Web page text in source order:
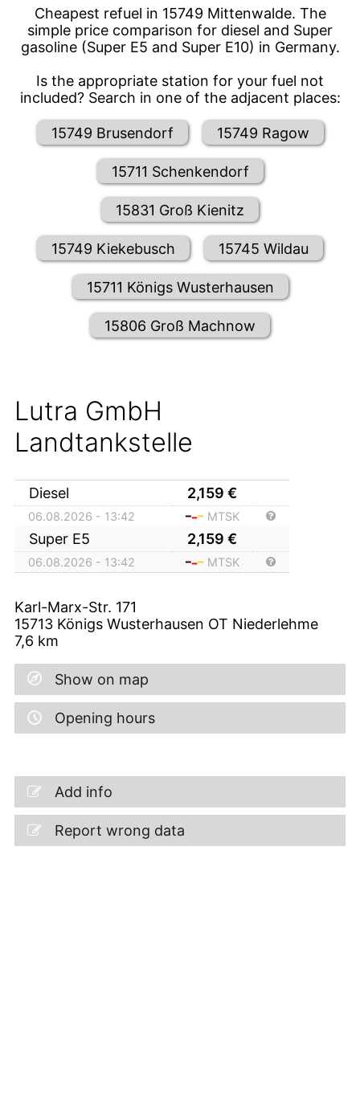
Cheapest refuel in 15749 Mittenwalde. The
simple price comparison for diesel and Super
gasoline (Super E5 and Super E10) in Germany.
Is the appropriate station for your fuel not
included? Search in one of the adjacent places:
15749 Brusendorf 15749 Ragow
15711 Schenkendorf
15831 Groß Kienitz
15749 Kiekebusch 15745 Wildau
15711 Königs Wusterhausen
15806 Groß Machnow
Lutra GmbH
Landtankstelle
Diesel 2,159 €
06.08.2026 - 13:42 MTSK
Super E5 2,159 €
06.08.2026 - 13:42 MTSK
Karl-Marx-Str. 171
15713 Königs Wusterhausen OT Niederlehme
7,6 km
Show on map
Opening hours
Add info
Report wrong data